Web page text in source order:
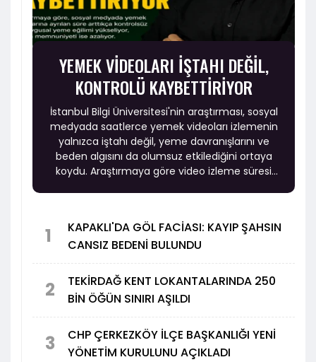
YEMEK VİDEOLARI İŞTAHI DEĞİL,
KONTROLÜ KAYBETTİRİYOR
İstanbul Bilgi Üniversitesi'nin araştırması, sosyal
medyada saatlerce yemek videoları izlemenin
yalnızca iştahı değil, yeme davranışlarını ve
beden algısını da olumsuz etkilediğini ortaya
koydu. Araştırmaya göre video izleme süresi
1
KAPAKLI'DA GÖL FACİASI: KAYIP ŞAHSIN
CANSIZ BEDENİ BULUNDU
2
TEKİRDAĞ KENT LOKANTALARINDA 250
BİN ÖĞÜN SINIRI AŞILDI
3
CHP ÇERKEZKÖY İLÇE BAŞKANLIĞI YENİ
YÖNETİM KURULUNU AÇIKLADI